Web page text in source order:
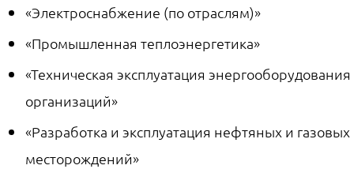
«Электроснабжение (по отраслям)»
«Промышленная теплоэнергетика»
«Техническая эксплуатация энергооборудования
организаций»
«Разработка и эксплуатация нефтяных и газовых
месторождений»